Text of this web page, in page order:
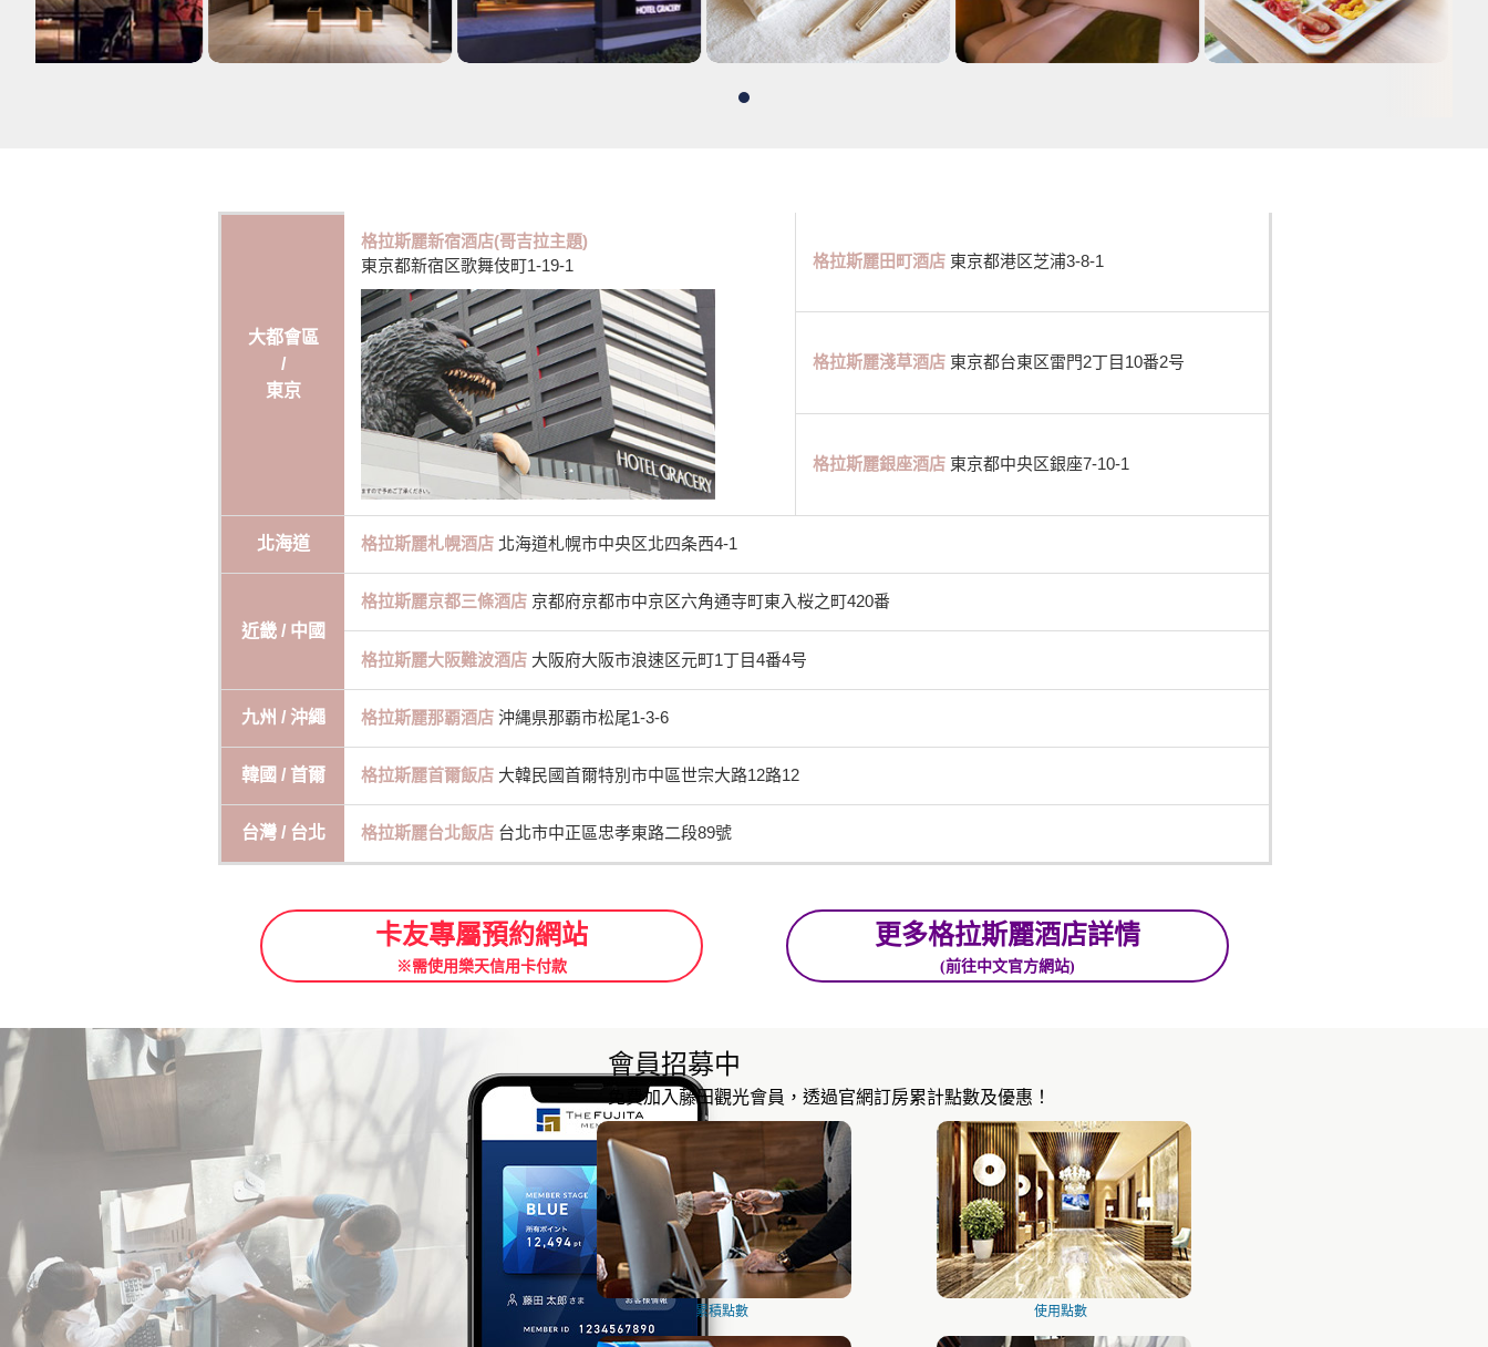
大都會區
/
東京
格拉斯麗新宿酒店(哥吉拉主題)
東京都新宿区歌舞伎町1-19-1
格拉斯麗田町酒店 東京都港区芝浦3-8-1
格拉斯麗淺草酒店 東京都台東区雷門2丁目10番2号
格拉斯麗銀座酒店 東京都中央区銀座7-10-1
北海道 格拉斯麗札幌酒店 北海道札幌市中央区北四条西4-1
近畿 / 中國
格拉斯麗京都三條酒店 京都府京都市中京区六角通寺町東入桜之町420番
格拉斯麗大阪難波酒店 大阪府大阪市浪速区元町1丁目4番4号
九州 / 沖繩 格拉斯麗那覇酒店 沖縄県那覇市松尾1-3-6
韓國 / 首爾 格拉斯麗首爾飯店 大韓民國首爾特別市中區世宗大路12路12
台灣 / 台北 格拉斯麗台北飯店 台北市中正區忠孝東路二段89號
卡友專屬預約網站
※需使用樂天信用卡付款
更多格拉斯麗酒店詳情
(前往中文官方網站)
會員招募中
免費加入藤田觀光會員，透過官網訂房累計點數及優惠！
使用點數
累積點數